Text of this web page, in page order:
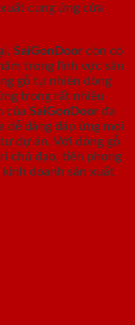
cung ứng cửa
SaiGonDoor còn có
trong lĩnh vực sản
gỗ tự nhiên dòng
trong rất nhiều
của SaiGonDoor đa
dễ dàng đáp ứng mọi
dự án. Với dòng gỗ
chủ đạo, tiên phong
doanh sản xuất